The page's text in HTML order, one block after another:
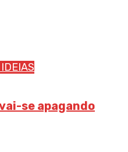
se apagando